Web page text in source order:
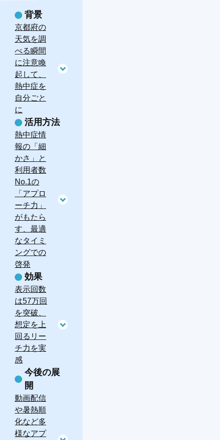
背景
京都府の
天気を調
べる瞬間
に注意喚
起して、
熱中症を
自分ごと
に
活用方法
熱中症情
報の「細
かさ」と
利用者数
No.1の
「アプロ
ーチ力」
がもたら
す、最適
なタイミ
ングでの
啓発
効果
表示回数
は57万回
を突破、
想定を上
回るリー
チ力を実
感
今後の展
開
動画配信
や暑熱順
化など多
様なアプ